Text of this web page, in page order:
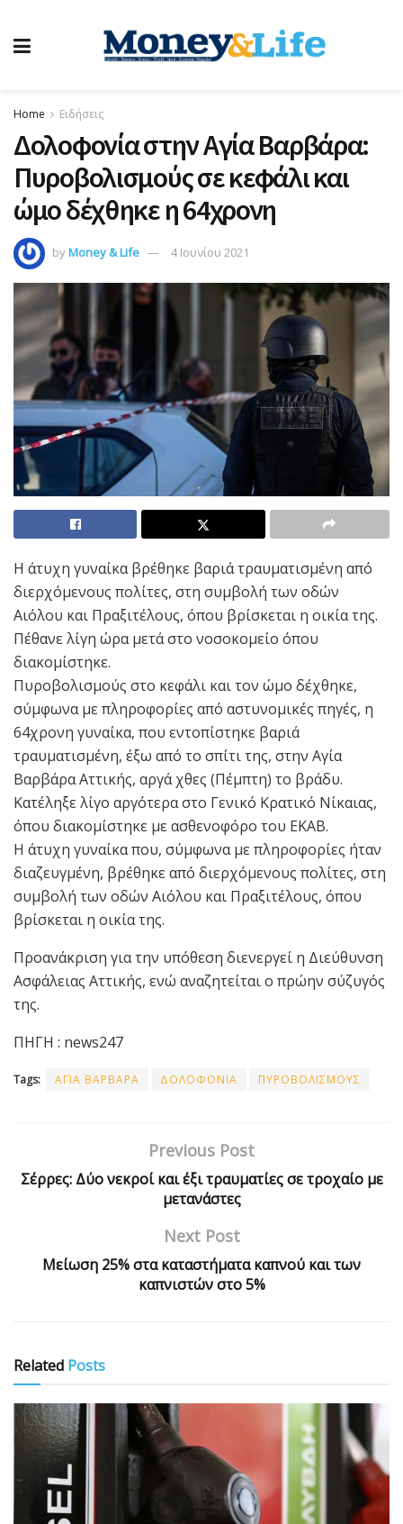
Home Ειδήσεις
Δολοφονία στην Αγία Βαρβάρα:
Πυροβολισμούς σε κεφάλι και
ώμο δέχθηκε η 64χρονη
byMoney & Life 4 Ιουνίου 2021
Η άτυχη γυναίκα βρέθηκε βαριά τραυματισμένη από
διερχόμενους πολίτες, στη συμβολή των οδών
Αιόλου και Πραξιτέλους, όπου βρίσκεται η οικία της.
Πέθανε λίγη ώρα μετά στο νοσοκομείο όπου
διακομίστηκε.
Πυροβολισμούς στο κεφάλι και τον ώμο δέχθηκε,
σύμφωνα με πληροφορίες από αστυνομικές πηγές, η
64χρονη γυναίκα, που εντοπίστηκε βαριά
τραυματισμένη, έξω από το σπίτι της, στην Αγία
Βαρβάρα Αττικής, αργά χθες (Πέμπτη) το βράδυ.
Κατέληξε λίγο αργότερα στο Γενικό Κρατικό Νίκαιας,
όπου διακομίστηκε με ασθενοφόρο του ΕΚΑΒ.
Η άτυχη γυναίκα που, σύμφωνα με πληροφορίες ήταν
διαζευγμένη, βρέθηκε από διερχόμενους πολίτες, στη
συμβολή των οδών Αιόλου και Πραξιτέλους, όπου
βρίσκεται η οικία της.
Προανάκριση για την υπόθεση διενεργεί η Διεύθυνση
Ασφάλειας Αττικής, ενώ αναζητείται ο πρώην σύζυγός
της.
ΠΗΓΗ : news247
Tags: ΑΓΙΑ ΒΑΡΒΑΡΑ ΔΟΛΟΦΟΝΙΑ ΠΥΡΟΒΟΛΙΣΜΟΥΣ
Previous Post
Σέρρες: Δύο νεκροί και έξι τραυματίες σε τροχαίο με
μετανάστες
Next Post
Μείωση 25% στα καταστήματα καπνού και των
καπνιστών στο 5%
Related Posts